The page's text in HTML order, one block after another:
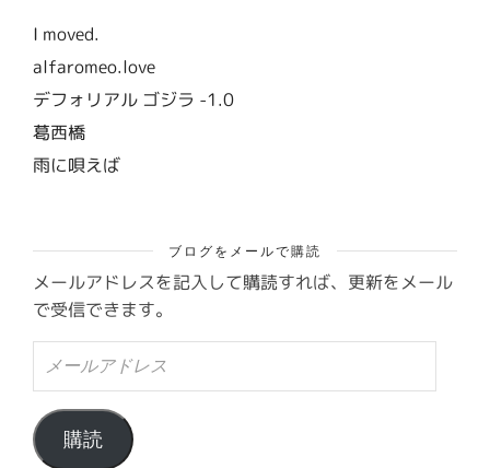
I moved.
alfaromeo.love
デフォリアル ゴジラ -1.0
葛西橋
雨に唄えば
ブログをメールで購読
メールアドレスを記入して購読すれば、更新をメール
で受信できます。
ル
ア
ド
レ
購読